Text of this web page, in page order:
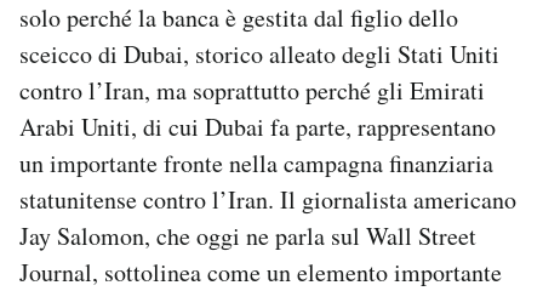
solo perché la banca è gestita dal figlio dello
sceicco di Dubai, storico alleato degli Stati Uniti
contro l’Iran, ma soprattutto perché gli Emirati
Arabi Uniti, di cui Dubai fa parte, rappresentano
un importante fronte nella campagna finanziaria
statunitense contro l’Iran. Il giornalista americano
Jay Salomon, che oggi ne parla sul Wall Street
Journal, sottolinea come un elemento importante